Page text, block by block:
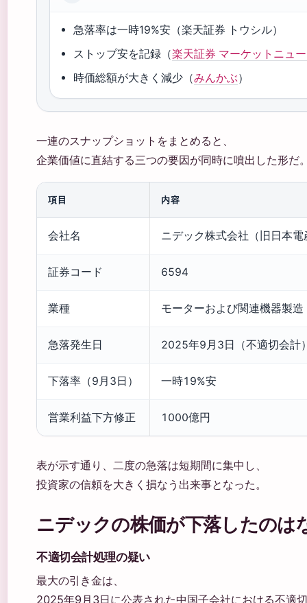
急落率は一時19%安（楽天証券 トウシル）
ストップ安を記録（楽天証券 マーケットニュ
時価総額が大きく減少（みんかぶ）
一連のスナップショットをまとめると、
企業価値に直結する三つの要因が同時に噴出した形だ
項目 内容
会社名 ニデック株式会社（旧日本電
証券コード 6594
業種 モーターおよび関連機器製造
急落発生日 2025年9月3日（不適切会
下落率（9月3日） 一時19%安
営業利益下方修正 1000億円
表が示す通り、二度の急落は短期間に集中し、
投資家の信頼を大きく損なう出来事となった。
ニデックの株価が下落したのは
不適切会計処理の疑い
最大の引き金は、
2025年9月3日に公表された中国子会社における不適